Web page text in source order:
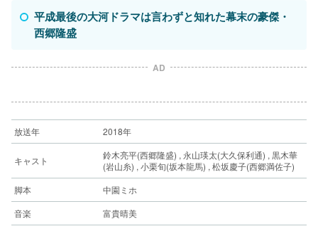
平成最後の大河ドラマは言わずと知れた幕末の豪傑・
西郷隆盛
AD
放送年 2018年
キャスト
鈴木亮平(西郷隆盛) , 永山瑛太(大久保利通) , 黒木華
(岩山糸) , 小栗旬(坂本龍馬) , 松坂慶子(西郷満佐子)
脚本
中園ミホ
音楽
富貴晴美